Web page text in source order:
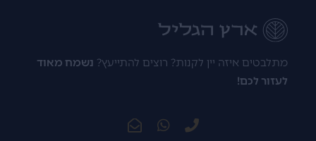
מתלבטים איזה יין לקנות? רוצים להתייעץ? נשמח מאוד
לעזור לכם!